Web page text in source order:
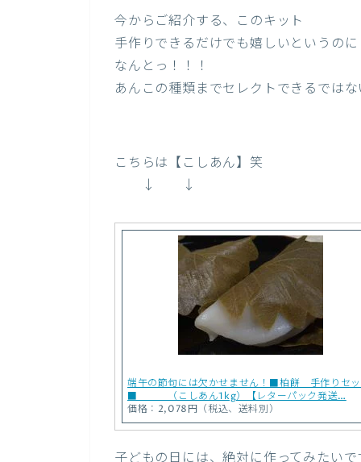
今からご紹介する、このキット
手作りできるだけでも嬉しいというのに
なんとっ！！！
あんこの種類までセレクトできるではな
こちらは【こしあん】笑
↓ ↓
端午の節句には欠かせません！■柏餅 手作りセッ
■ （こしあん1kg）【レターパック発送…
価格：2,078円（税込、送料別）
子どもの日には、絶対に作ってみたい